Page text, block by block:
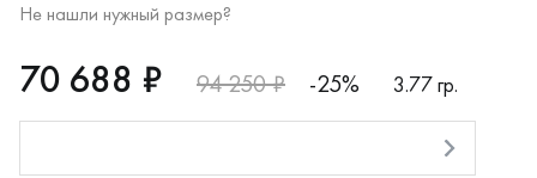
Не нашли нужный размер?
RUB
70688
70 688 ₽ 94 250 ₽ -25%
3.77 гр.